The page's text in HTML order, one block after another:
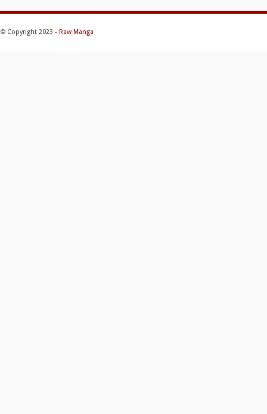
© Copyright 2023 - Raw Manga